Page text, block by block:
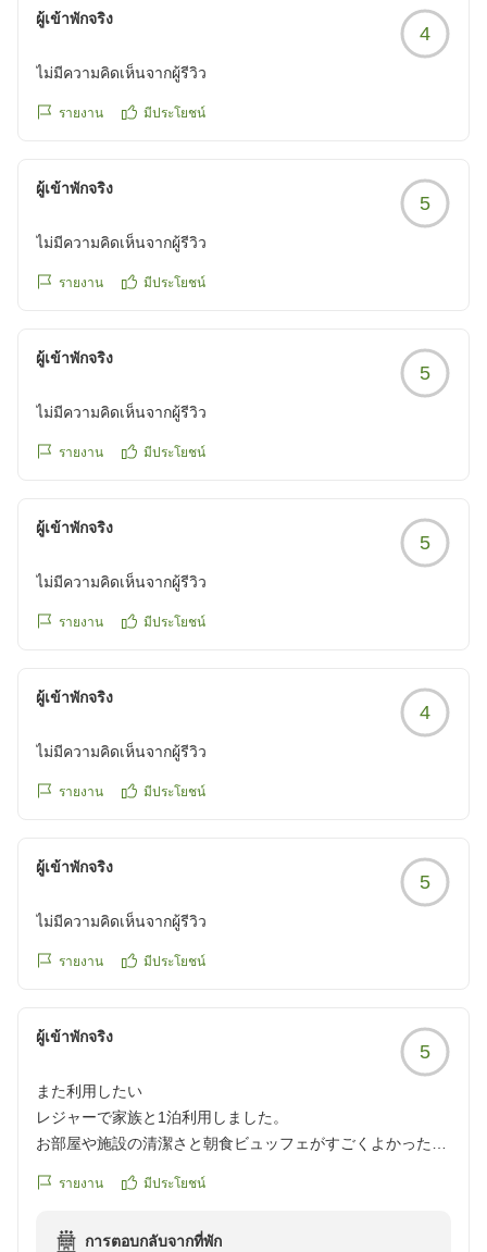
ผู้เข้าพักจริง
4
ไม่มีความคิดเห็นจากผู้รีวิว
รายงาน มีประโยชน์
ผู้เข้าพักจริง
5
ไม่มีความคิดเห็นจากผู้รีวิว
รายงาน มีประโยชน์
ผู้เข้าพักจริง
5
ไม่มีความคิดเห็นจากผู้รีวิว
รายงาน มีประโยชน์
ผู้เข้าพักจริง
5
ไม่มีความคิดเห็นจากผู้รีวิว
รายงาน มีประโยชน์
ผู้เข้าพักจริง
4
ไม่มีความคิดเห็นจากผู้รีวิว
รายงาน มีประโยชน์
ผู้เข้าพักจริง
5
ไม่มีความคิดเห็นจากผู้รีวิว
รายงาน มีประโยชน์
ผู้เข้าพักจริง
5
また利用したい
レジャーで家族と1泊利用しました。
お部屋や施設の清潔さと朝食ビュッフェがすごくよかったで
これまで仕事等も含めてこのエリアに何回も泊まった事があ
しまいました。
รายงาน มีประโยชน์
การตอบกลับจากที่พัก